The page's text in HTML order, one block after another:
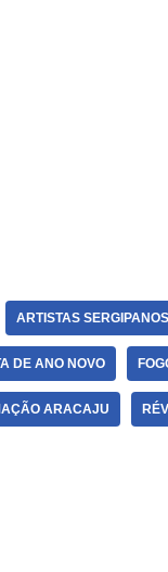
ARTISTAS SERGIPANOS
DE ANO NOVO
ARACAJU